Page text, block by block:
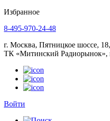
Избранное
8-495-970-24-48
г. Москва, Пятницкое шоссе, 18,
ТК «Митинский Радиорынок»,
Войти